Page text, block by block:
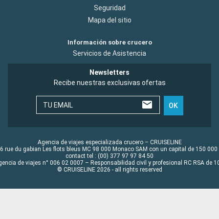
Seguridad
Mapa del sitio
Información sobre crucero
Servicios de Asistencia
Newsletters
Recibe nuestras exclusivas ofertas
TU EMAIL OK
Agencia de viajes especializada crucero – CRUISELINE
rue du gabian Les flots bleus MC 98 000 Monaco SAM con un capital de 150 000
contact tel : (00) 377 97 97 84 50
de viajes n° 006 02 0007 – Responsabilidad civil y profesional RC RSA de
© CRUISELINE 2026 - all rights reserved